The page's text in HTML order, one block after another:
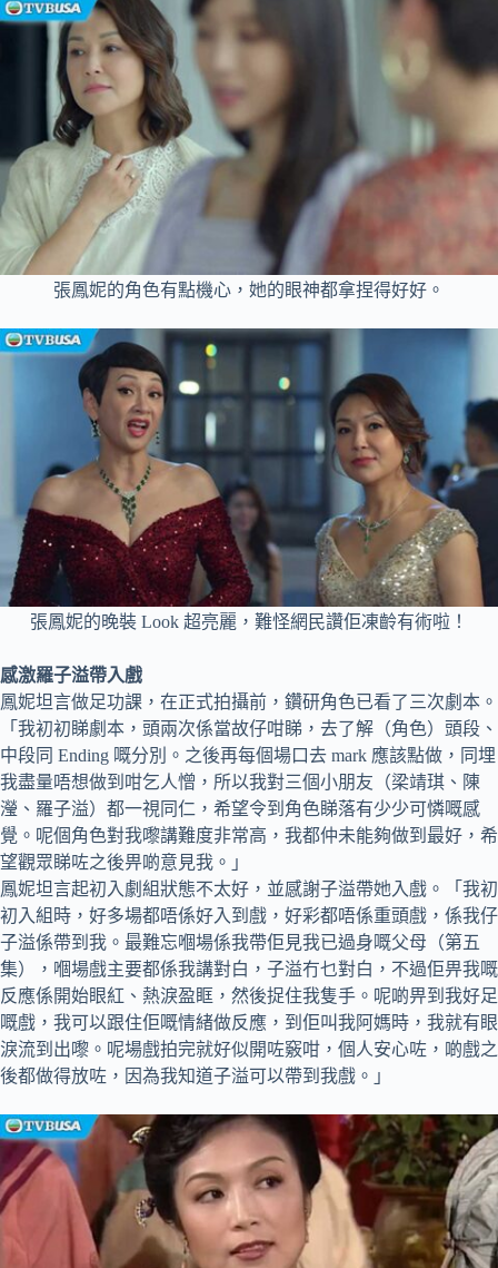
張鳳妮的角色有點機心，她的眼神都拿捏得好好。
張鳳妮的晚裝 Look 超亮麗，難怪網民讚佢凍齡有術啦！
感激羅子溢帶入戲
鳳妮坦言做足功課，在正式拍攝前，鑽研角色已看了三次劇本。
「我初初睇劇本，頭兩次係當故仔咁睇，去了解（角色）頭段、
中段同 Ending 嘅分別。之後再每個場口去 mark 應該點做，同埋
我盡量唔想做到咁乞人憎，所以我對三個小朋友（梁靖琪、陳
瀅、羅子溢）都一視同仁，希望令到角色睇落有少少可憐嘅感
覺。呢個角色對我嚟講難度非常高，我都仲未能夠做到最好，希
望觀眾睇咗之後畀啲意見我。」
鳳妮坦言起初入劇組狀態不太好，並感謝子溢帶她入戲。「我初
初入組時，好多場都唔係好入到戲，好彩都唔係重頭戲，係我仔
子溢係帶到我。最難忘嗰場係我帶佢見我已過身嘅父母（第五
集），嗰場戲主要都係我講對白，子溢冇乜對白，不過佢畀我嘅
反應係開始眼紅、熱淚盈眶，然後捉住我隻手。呢啲畀到我好足
嘅戲，我可以跟住佢嘅情緒做反應，到佢叫我阿媽時，我就有眼
淚流到出嚟。呢場戲拍完就好似開咗竅咁，個人安心咗，啲戲之
後都做得放咗，因為我知道子溢可以帶到我戲。」